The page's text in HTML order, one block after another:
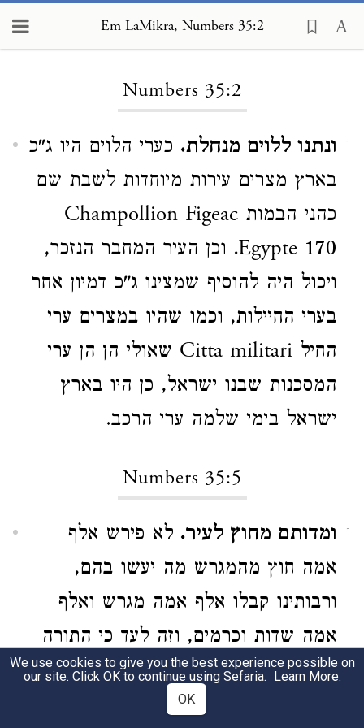
Em LaMikra, Numbers 35:2
Numbers 35:2
1 ונתנו ללוים מנחלת. כערי הלוים היו ג"כ
בארץ מצרים עירות מיוחדות לשבת שם
כהני הבמות Champollion Figeac
Egypte 170. וכן העיר המחבר הנזכר,
ויכול היה להוסיף שמצינו ג"כ דמיון אחר
בערי החיילות, וכמו שהיו במצרים ערי
החיל Citta militari שאולי הן הן ערי
המסכנות שבנו ישראל, כן היו בארץ
ישראל בימי שלמה ערי הרכב.
Numbers 35:5
1 ומדותם מחוץ לעיר. לא פירש אלף
אמה חוץ מהמגרש מה יעשו בהם,
ורבותינו קבלו אלף אמה מגרש ואלף
אמה שדות וכרמים, וזה לעד כי התורה
שבכתב תסמוך על תורה שבע"פ כמו
שסמכה בערות הבת, ובנחלת האב,
We use cookies to give you the best experience possible on
our site. Click OK to continue using Sefaria. Learn More.
OK